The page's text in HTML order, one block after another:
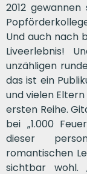
2012
Und auch nach
Liveerlebnis!
unzähligen
das ist ein
und vielen
ersten Reihe.
bei „1.000
dieser
romantischen
sichtbar wohl.